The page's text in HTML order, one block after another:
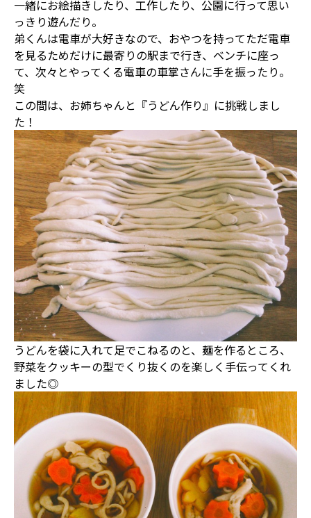
一緒にお絵描きしたり、工作したり、公園に行って思い
っきり遊んだり。
弟くんは電車が大好きなので、おやつを持ってただ電車
を見るためだけに最寄りの駅まで行き、ベンチに座っ
て、次々とやってくる電車の車掌さんに手を振ったり。
笑
この間は、お姉ちゃんと『うどん作り』に挑戦しまし
た！
うどんを袋に入れて足でこねるのと、麺を作るところ、
野菜をクッキーの型でくり抜くのを楽しく手伝ってくれ
ました◎